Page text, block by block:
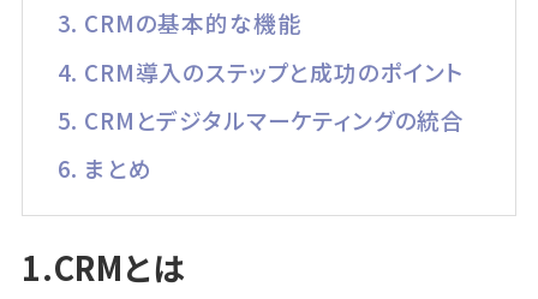
3. CRMの基本的な機能
4. CRM導入のステップと成功のポイント
5. CRMとデジタルマーケティングの統合
6. まとめ
1.CRMとは